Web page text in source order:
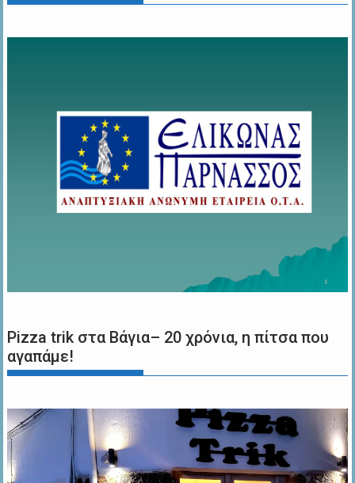
Pizza trik στα Βάγια– 20 χρόνια, η πίτσα που
αγαπάμε!